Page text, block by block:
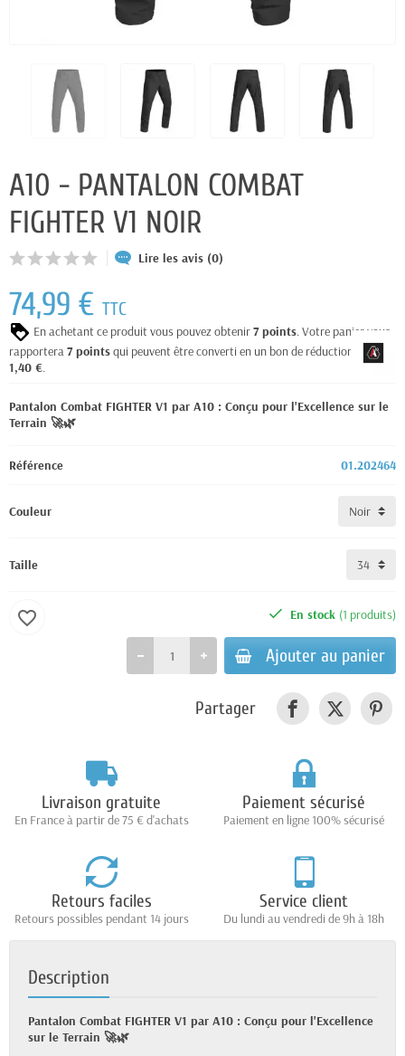
A10 - PANTALON COMBAT
FIGHTER V1 NOIR
Lire les avis (0)
74,99 € TTC
En achetant ce produit vous pouvez obtenir7 points. Votre panier vous
rapportera7 pointsqui peuvent être converti en un bon de réduction de
1,40 €.
Pantalon Combat FIGHTER V1 par A10 : Conçu pour l'Excellence sur le
Terrain 🚀🌿
Référence 01.202464
Couleur
Taille
En stock (1 produits)
Ajouter au panier
favorite_border
Partager
Livraison gratuite
En France à partir de 75 € d'achats
Paiement sécurisé
Paiement en ligne 100% sécurisé
Retours faciles
Retours possibles pendant 14 jours
Service client
Du lundi au vendredi de 9h à 18h
Description
Pantalon Combat FIGHTER V1 par A10 : Conçu pour l'Excellence
sur le Terrain 🚀🌿